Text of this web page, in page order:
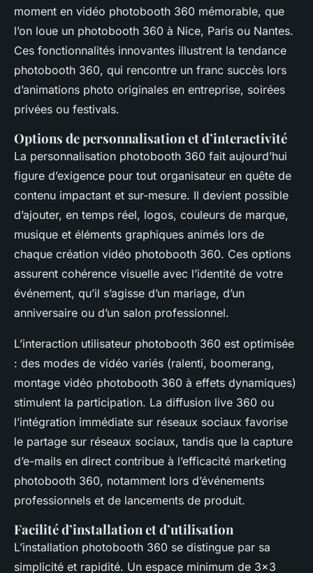
moment en vidéo photobooth 360 mémorable, que
l’on loue un photobooth 360 à Nice, Paris ou Nantes.
Ces fonctionnalités innovantes illustrent la tendance
photobooth 360, qui rencontre un franc succès lors
d’animations photo originales en entreprise, soirées
privées ou festivals.
Options de personnalisation et d’interactivité
La personnalisation photobooth 360 fait aujourd’hui
figure d’exigence pour tout organisateur en quête de
contenu impactant et sur-mesure. Il devient possible
d’ajouter, en temps réel, logos, couleurs de marque,
musique et éléments graphiques animés lors de
chaque création vidéo photobooth 360. Ces options
assurent cohérence visuelle avec l’identité de votre
événement, qu’il s’agisse d’un mariage, d’un
anniversaire ou d’un salon professionnel.
L’interaction utilisateur photobooth 360 est optimisée
: des modes de vidéo variés (ralenti, boomerang,
montage vidéo photobooth 360 à effets dynamiques)
stimulent la participation. La diffusion live 360 ou
l’intégration immédiate sur réseaux sociaux favorise
le partage sur réseaux sociaux, tandis que la capture
d’e-mails en direct contribue à l’efficacité marketing
photobooth 360, notamment lors d’événements
professionnels et de lancements de produit.
Facilité d’installation et d’utilisation
L’installation photobooth 360 se distingue par sa
simplicité et rapidité. Un espace minimum de 3x3